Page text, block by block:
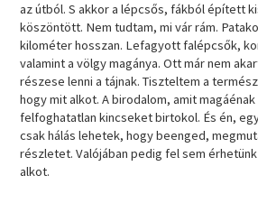
az útból. S akkor a lépcsős, fákból épített
köszöntött. Nem tudtam, mi vár rám.
kilométer hosszan. Lefagyott falépcsők,
valamint a völgy magánya. Ott már nem
részese lenni a tájnak. Tiszteltem a
hogy mit alkot. A birodalom, amit
felfoghatatlan kincseket birtokol. És én,
csak hálás lehetek, hogy beenged,
részletet. Valójában pedig fel sem
alkot.